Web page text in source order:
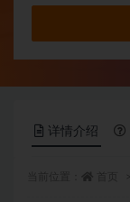
详情介绍